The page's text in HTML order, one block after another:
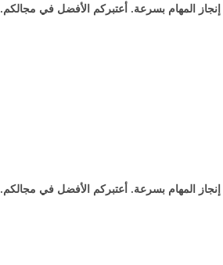
المهام بسرعة. أعتبركم الأفضل في مجالكم.
المهام بسرعة. أعتبركم الأفضل في مجالكم.